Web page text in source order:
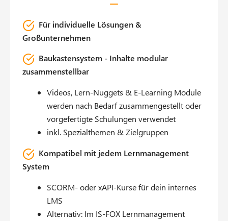
Für individuelle Lösungen &
Großunternehmen
Baukastensystem - Inhalte modular
zusammenstellbar
Videos, Lern-Nuggets & E-Learning Module
werden nach Bedarf zusammengestellt oder
vorgefertigte Schulungen verwendet
inkl. Spezialthemen & Zielgruppen
Kompatibel mit jedem Lernmanagement
System
SCORM- oder xAPI-Kurse für dein internes
LMS
Alternativ: Im IS-FOX Lernmanagement